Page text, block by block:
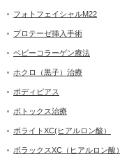
フォトフェイシャルM22
プロテーゼ挿入手術
ベビーコラーゲン療法
ホクロ（黒子）治療
ボディピアス
ボトックス治療
ボライトXC(ヒアルロン酸）
ボラックスXC（ヒアルロン酸）